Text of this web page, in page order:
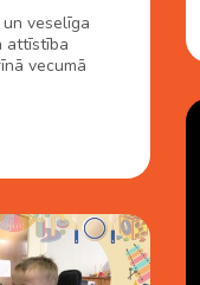
veselīga
attīstība
vecumā